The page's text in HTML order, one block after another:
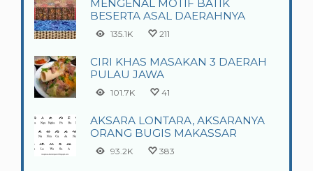
MENGENAL MOTIF BATIK
BESERTA ASAL DAERAHNYA
135.1K 211
CIRI KHAS MASAKAN 3 DAERAH
PULAU JAWA
101.7K 41
AKSARA LONTARA, AKSARANYA
ORANG BUGIS MAKASSAR
93.2K 383